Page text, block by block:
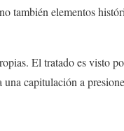
también elementos
El tratado es visto
capitulación a